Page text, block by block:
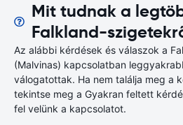
Mit tudnak a
Falkland-
Az alábbi kérdések és válaszok a
(Malvinas) kapcsolatban
válogatottak. Ha nem találja meg a
tekintse meg a Gyakran feltett
fel velünk a kapcsolatot.